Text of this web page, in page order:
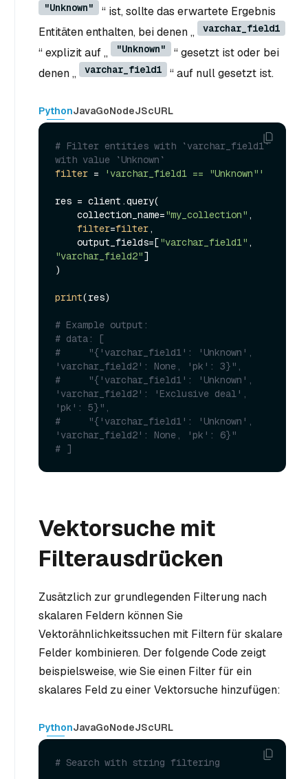
"Unknown"
“ ist, sollte das erwartete Ergebnis
Entitäten enthalten, bei denen „
varchar_field1
“ explizit auf „ "Unknown"
“ gesetzt ist oder bei
denen „
varchar_field1 “ auf null gesetzt ist.
PythonJavaGoNodeJScURL
# Filter entities with `varchar_field1`
with value `Unknown`
filter = 'varchar_field1 == "Unknown"'
res = client.query(
    collection_name=
"my_collection" ,
filter=filter,
    output_fields=[
"varchar_field1"
"varchar_field2"]
)
print(res)
# Example output:
# data: [
#     "{'varchar_field1': 'Unknown',
'varchar_field2': None, 'pk': 3}",
#     "{'varchar_field1': 'Unknown',
'varchar_field2': 'Exclusive deal',
'pk': 5}",
#     "{'varchar_field1': 'Unknown',
'varchar_field2': None, 'pk': 6}"
# ]
Vektorsuche mit
Filterausdrücken
Zusätzlich zur grundlegenden Filterung nach
skalaren Feldern können Sie
Vektorähnlichkeitssuchen mit Filtern für skalare
Felder kombinieren. Der folgende Code zeigt
beispielsweise, wie Sie einen Filter für ein
skalares Feld zu einer Vektorsuche hinzufügen:
PythonJavaGoNodeJScURL
# Search with string filtering